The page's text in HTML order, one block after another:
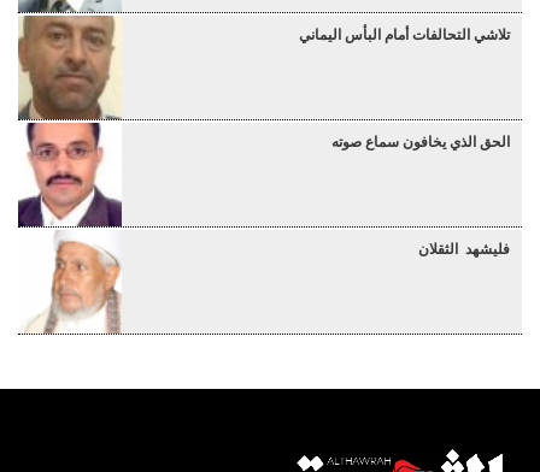
تلاشي التحالفات أمام البأس اليماني
الحق الذي يخافون سماع صوته
فليشهد الثقلان